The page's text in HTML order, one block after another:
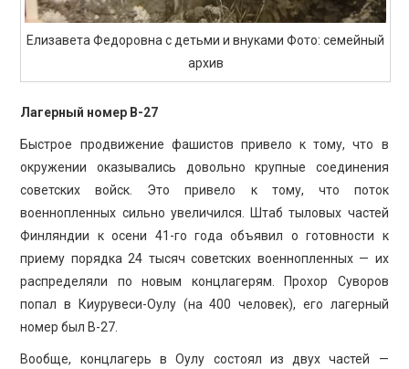
Елизавета Федоровна с детьми и внуками Фото: семейный
архив
Лагерный номер В-27
Быстрое продвижение фашистов привело к тому, что в
окружении оказывались довольно крупные соединения
советских войск. Это привело к тому, что поток
военнопленных сильно увеличился. Штаб тыловых частей
Финляндии к осени 41-го года объявил о готовности к
приему порядка 24 тысяч советских военнопленных — их
распределяли по новым концлагерям. Прохор Суворов
попал в Киурувеси-Оулу (на 400 человек), его лагерный
номер был В-27.
Вообще, концлагерь в Оулу состоял из двух частей —